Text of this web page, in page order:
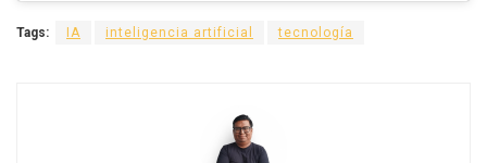
Tags: IA inteligencia artificial tecnología